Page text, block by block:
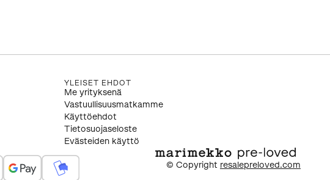
YLEISET EHDOT
Me yrityksenä
Vastuullisuusmatkamme
Käyttöehdot
Tietosuojaseloste
Evästeiden käyttö
© Copyright resalepreloved.com